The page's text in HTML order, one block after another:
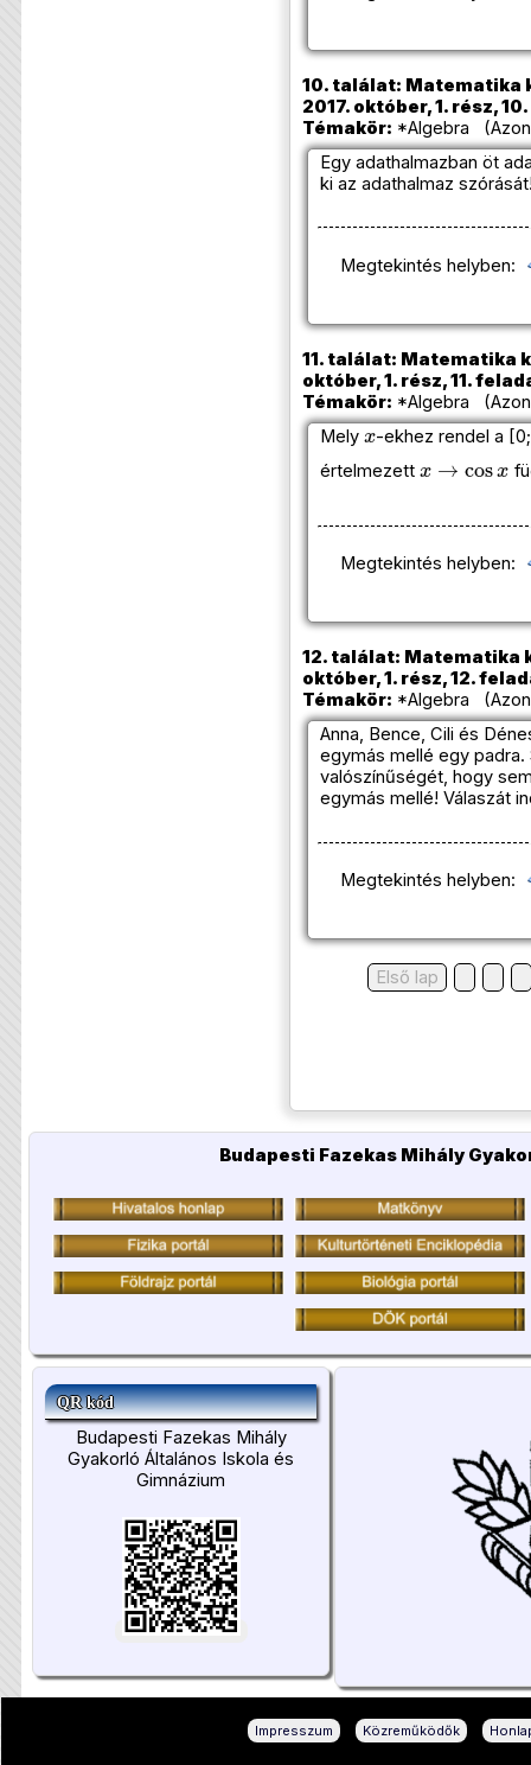
10. találat: Matematika
2017. október, 1. rész,
Témakör: *Algebra
Egy adathalmazban öt
ki az adathalmaz
Megtekintés helyben:
11. találat: Matematika
október, 1. rész, 11.
Témakör: *Algebra
Mely
x
-ekhez rendel a
értelmezett
Megtekintés helyben:
12. találat: Matematika
október, 1. rész, 12.
Témakör: *Algebra
Anna, Bence, Cili és
egymás mellé egy padra.
valószínűségét, hogy
egymás mellé! Válaszát
Megtekintés helyben:
Első lap
Budapesti Fazekas Mihály
QR kód
Budapesti Fazekas Mihály
Gyakorló Általános Iskola és
Gimnázium
Impresszum Közreműködők